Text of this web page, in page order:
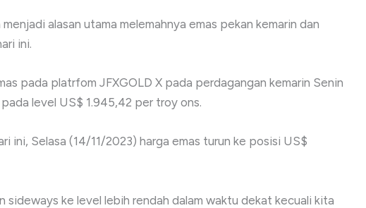
alasan utama melemahnya emas pekan kemarin dan
ini.
pada platrfom JFXGOLD X pada perdagangan kemarin Senin
level US$ 1.945,42 per troy ons.
ini, Selasa (14/11/2023) harga emas turun ke posisi US$
sideways ke level lebih rendah dalam waktu dekat kecuali kita